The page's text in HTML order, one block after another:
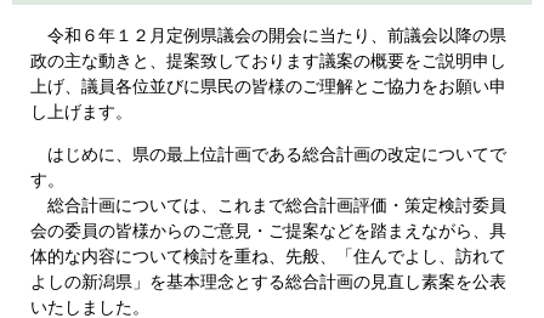
令和６年１２月定例県議会の開会に当たり、前議会以降の県
政の主な動きと、提案致しております議案の概要をご説明申し
上げ、議員各位並びに県民の皆様のご理解とご協力をお願い申
し上げます。
はじめに、県の最上位計画である総合計画の改定についてで
す。
総合計画については、これまで総合計画評価・策定検討委員
会の委員の皆様からのご意見・ご提案などを踏まえながら、具
体的な内容について検討を重ね、先般、「住んでよし、訪れて
よしの新潟県」を基本理念とする総合計画の見直し素案を公表
いたしました。